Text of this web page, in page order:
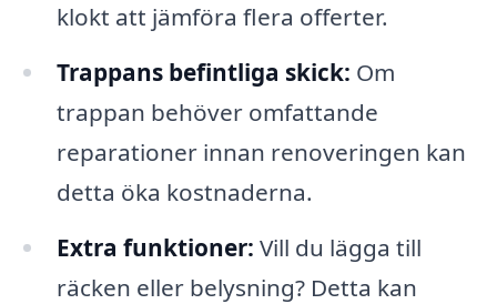
klokt att jämföra flera offerter.
Trappans befintliga skick: Om
trappan behöver omfattande
reparationer innan renoveringen kan
detta öka kostnaderna.
Extra funktioner: Vill du lägga till
räcken eller belysning? Detta kan